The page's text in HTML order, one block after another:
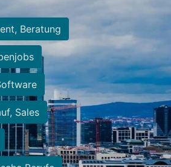
Beratung
Sales